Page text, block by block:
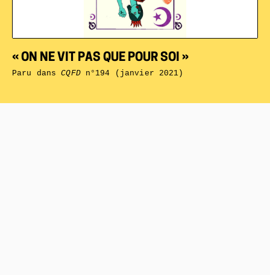
« ON NE VIT PAS QUE POUR SOI »
Paru dansCQFDn°194 (janvier 2021)